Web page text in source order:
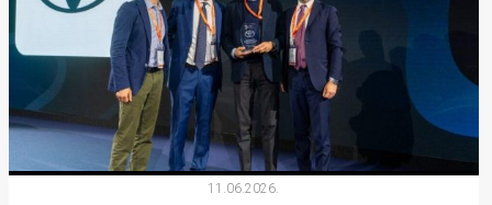
11.06.2026.